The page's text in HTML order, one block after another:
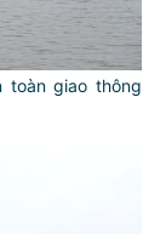
giao thông